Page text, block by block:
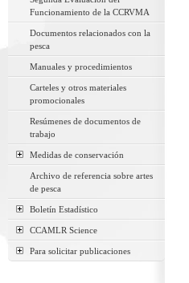
Funcionamiento de la CCRVMA
Documentos relacionados con la
pesca
Manuales y procedimientos
Carteles y otros materiales
promocionales
Resúmenes de documentos de
trabajo
Medidas de conservación
Archivo de referencia sobre artes
de pesca
Boletín Estadístico
CCAMLR Science
Para solicitar publicaciones